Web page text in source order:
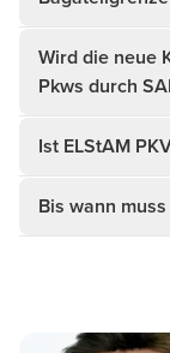
Wird die neue
Pkws durch
Ist ELStAM
Bis wann